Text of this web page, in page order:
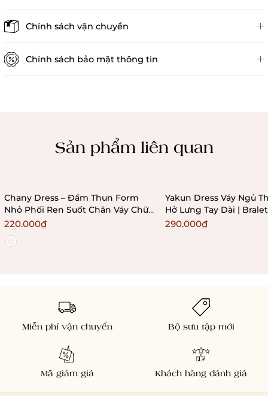
Chính sách vận chuyển
Chính sách bảo mật thông tin
Sản phẩm liên quan
Chany Dress – Đầm Thun Form
Nhỏ Phối Ren Suốt Chân Váy Chữ
A Ôm Sát Bralettehousevn
220.000₫
Yakun Dress Váy Ngủ
Hở Lưng Tay Dài |
290.000₫
Miễn phí vận chuyển Bộ sưu tập mới
Mã giảm giá Khách hàng đánh giá